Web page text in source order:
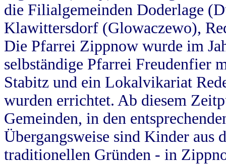
die Filialgemeinden Doderlage
Klawittersdorf (Glowaczewo),
Die Pfarrei Zippnow wurde im
selbständige Pfarrei Freudenfier
Stabitz und ein Lokalvikariat
wurden errichtet. Ab diesem
Gemeinden, in den
Übergangsweise sind Kinder aus
traditionellen Gründen - in